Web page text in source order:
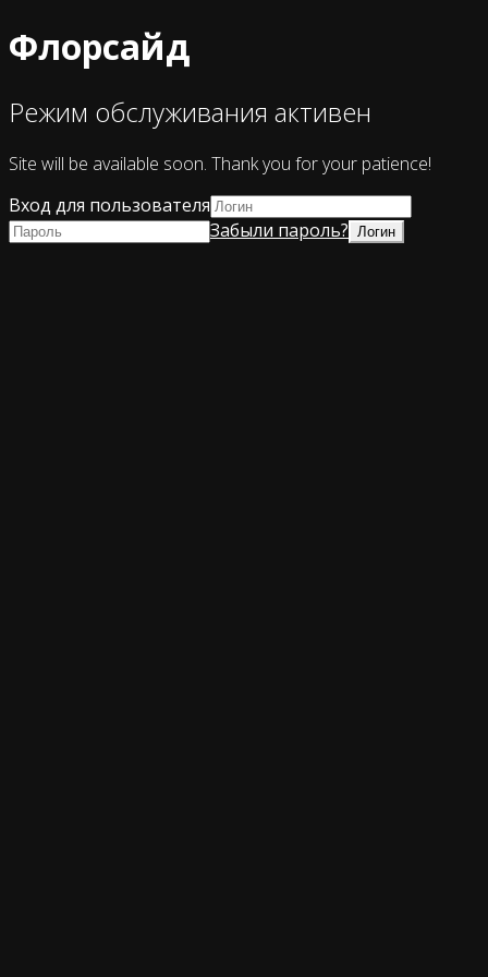
Флорсайд
Режим обслуживания активен
Site will be available soon. Thank you for your patience!
Вход для пользователя
Забыли пароль?